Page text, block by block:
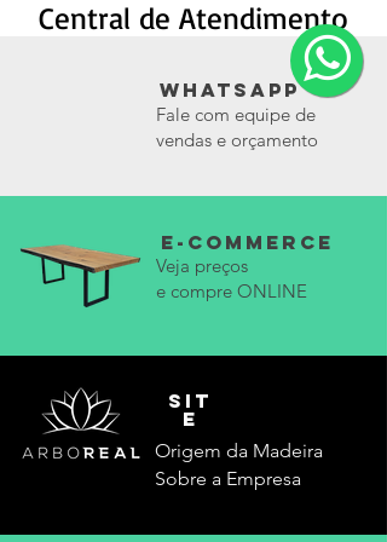
Central de Atendimento
Fale com equipe de
vendas e orçamento
whatsapp
e-commerce
Veja preços
e compre ONLINE
Origem da Madeira
Sobre a Empresa
SIT
E